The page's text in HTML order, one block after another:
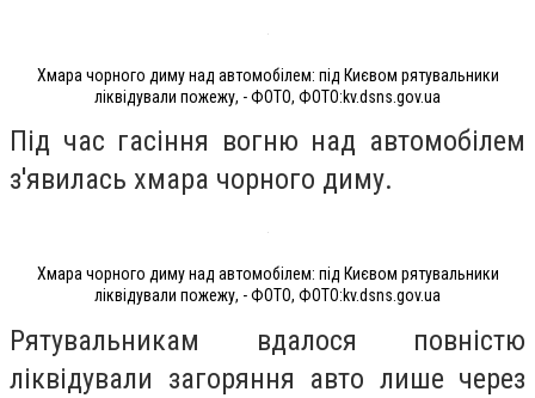
Хмара чорного диму над автомобілем: під Києвом рятувальники
ліквідували пожежу, - ФОТО, ФОТО:kv.dsns.gov.ua
Під час гасіння вогню над автомобілем
з'явилась хмара чорного диму.
Хмара чорного диму над автомобілем: під Києвом рятувальники
ліквідували пожежу, - ФОТО, ФОТО:kv.dsns.gov.ua
Рятувальникам вдалося повністю
ліквідували загоряння авто лише через